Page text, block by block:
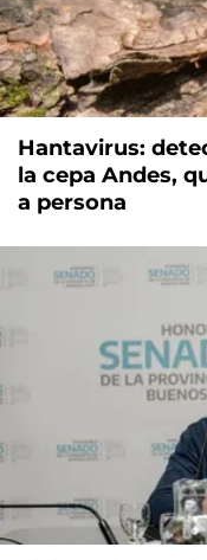
Hantavirus:
la cepa Andes,
a persona